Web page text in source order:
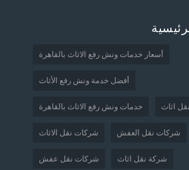
أسعار خدمات ونش رفع الاثاث بالقاهرة
أفضل خدمة ونش رفع الأثاث
خدمات ونش رفع الاثاث بالقاهرة اثاث
شركات نقل الاثاث شركات نقل العفش
شركات نقل عفش شركة نقل اثاث